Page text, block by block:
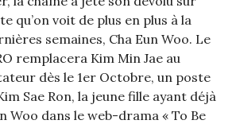
qu’on voit de plus en plus à la
semaines, Cha Eun Woo. Le
remplacera Kim Min Jae au
dès le 1er Octobre, un poste
Sae Ron, la jeune fille ayant déjà
Woo dans le web-drama « To Be